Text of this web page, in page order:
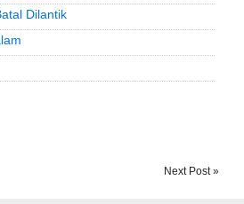
Dilantik
Next Post »